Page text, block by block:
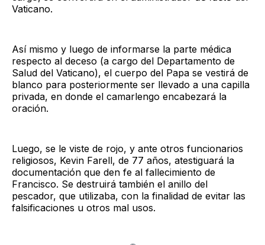
Vaticano.
Así mismo y luego de informarse la parte médica
respecto al deceso (a cargo del Departamento de
Salud del Vaticano), el cuerpo del Papa se vestirá de
blanco para posteriormente ser llevado a una capilla
privada, en donde el camarlengo encabezará la
oración.
Luego, se le viste de rojo, y ante otros funcionarios
religiosos, Kevin Farell, de 77 años, atestiguará la
documentación que den fe al fallecimiento de
Francisco. Se destruirá también el anillo del
pescador, que utilizaba, con la finalidad de evitar las
falsificaciones u otros mal usos.